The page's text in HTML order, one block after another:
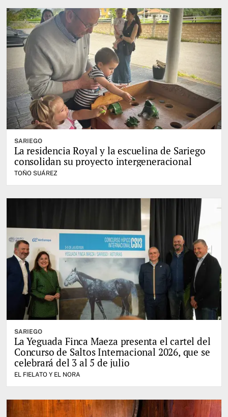
SARIEGO
La residencia Royal y la escuelina de Sariego
consolidan su proyecto intergeneracional
TOÑO SUÁREZ
SARIEGO
La Yeguada Finca Maeza presenta el cartel del
Concurso de Saltos Internacional 2026, que se
celebrará del 3 al 5 de julio
EL FIELATO Y EL NORA